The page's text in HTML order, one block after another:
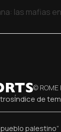
las mafias
© ROME
Índice de
palestino”